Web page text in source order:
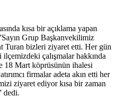
kısa bir açıklama yapan
Grup Başkanvekilimiz
bizleri ziyaret etti. Her gün
çalışmalar hakkında
18 Mart köprüsünün ihalesi
firmalar adeta akın etti her
ziyaret ediyor kısa bir zaman
dedi.